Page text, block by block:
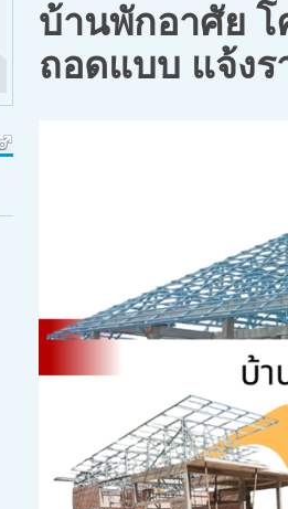
บ้านพักอาศัย โ
ถอดแบบ แจ้งร